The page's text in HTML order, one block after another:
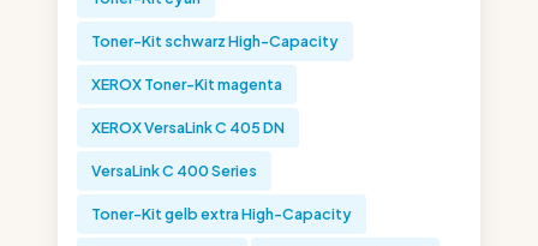
Toner-Kit schwarz High-Capacity
XEROX Toner-Kit magenta
XEROX VersaLink C 405 DN
VersaLink C 400 Series
Toner-Kit gelb extra High-Capacity